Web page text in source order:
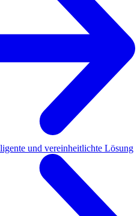
und vereinheitlichte Lösung